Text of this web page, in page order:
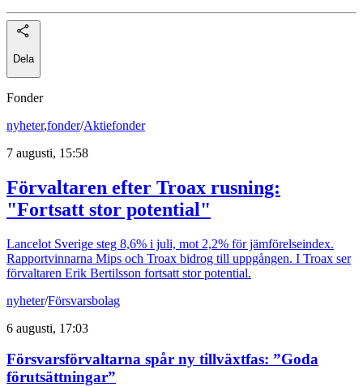
Dela
Fonder
nyheter,fonder/Aktiefonder
7 augusti, 15:58
Förvaltaren efter Troax rusning:
"Fortsatt stor potential"
Lancelot Sverige steg 8,6% i juli, mot 2,2% för jämförelseindex.
Rapportvinnarna Mips och Troax bidrog till uppgången. I Troax ser
förvaltaren Erik Bertilsson fortsatt stor potential.
nyheter/Försvarsbolag
6 augusti, 17:03
Försvarsförvaltarna spår ny tillväxtfas: ”Goda
förutsättningar”